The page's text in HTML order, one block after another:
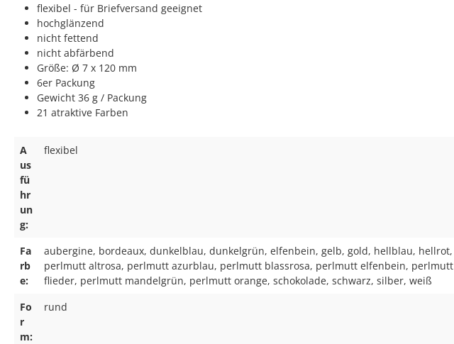
flexibel - für Briefversand geeignet
hochglänzend
nicht fettend
nicht abfärbend
Größe: Ø 7 x 120 mm
6er Packung
Gewicht 36 g / Packung
21 atraktive Farben
A
us
fü
hr
un
g:
flexibel
Fa
rb
e:
aubergine, bordeaux, dunkelblau, dunkelgrün, elfenbein, gelb, gold, hellblau, hellrot,
perlmutt altrosa, perlmutt azurblau, perlmutt blassrosa, perlmutt elfenbein, perlmutt
flieder, perlmutt mandelgrün, perlmutt orange, schokolade, schwarz, silber, weiß
Fo
r
m:
rund